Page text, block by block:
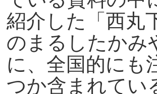
紹介した「西丸
のまるしたかみ
に、全国的にも
つか含まれてい